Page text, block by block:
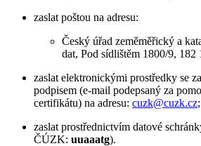
zaslat poštou na adresu:
Český úřad zeměměřický a
dat, Pod sídlištěm 1800/9, 182
zaslat elektronickými prostředky se
podpisem (e-mail podepsaný za
certifikátu) na adresu: cuzk@cuzk.cz;
zaslat prostřednictvím datové
ČÚZK: uuaaatg).